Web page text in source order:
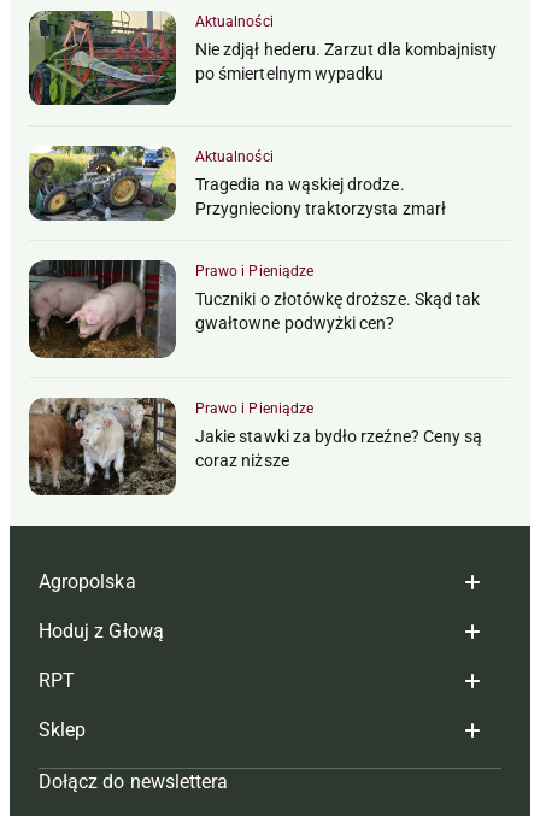
Aktualności
Nie zdjął hederu. Zarzut dla kombajnisty
po śmiertelnym wypadku
Aktualności
Tragedia na wąskiej drodze.
Przygnieciony traktorzysta zmarł
Prawo i Pieniądze
Tuczniki o złotówkę droższe. Skąd tak
gwałtowne podwyżki cen?
Prawo i Pieniądze
Jakie stawki za bydło rzeźne? Ceny są
coraz niższe
Agropolska
Redakcja
Reklama
Tagi
Mapa serwisu
Hoduj z Głową
Hoduj z głową bydło
Hoduj z głową świnie
Prenumerata
RPT
Redakcja
Prenumerata
Sklep
Czasopisma i prenumerata
Dołącz do newslettera